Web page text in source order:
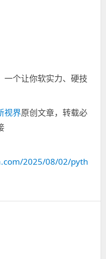
一个让你软实力、硬技
视界原创文章，转载必
2025/08/02/pyth